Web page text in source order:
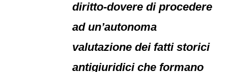
diritto-dovere di procedere
ad un’autonoma
valutazione dei fatti storici
antigiuridici che formano